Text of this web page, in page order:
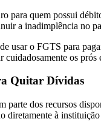
para quem possui
a inadimplência no
usar o FGTS para
os prós
Quitar Dívidas
parte dos recursos
diretamente à